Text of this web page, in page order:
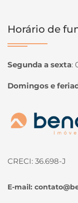
Horário de
Segunda a sexta:
Domingos e
Página inicial
CRECI: 36.698-J
E-mail: